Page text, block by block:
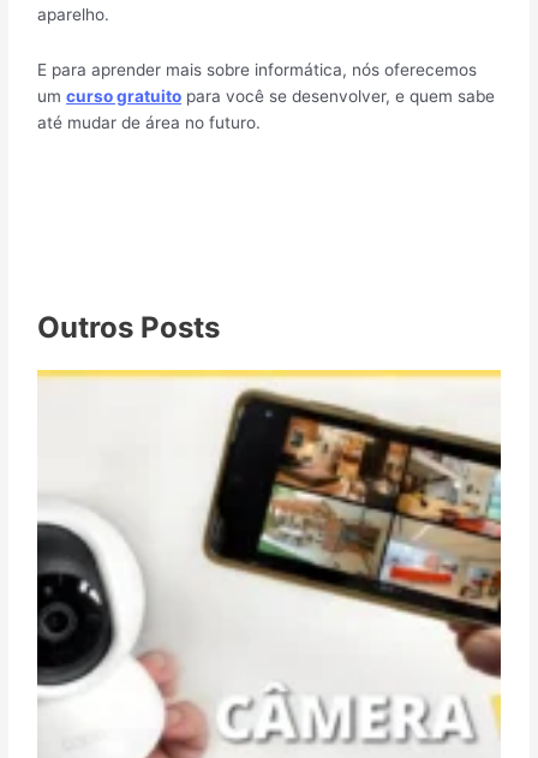
aparelho.
E para aprender mais sobre informática, nós oferecemos
umcurso gratuito para você se desenvolver, e quem sabe
até mudar de área no futuro.
Outros Posts